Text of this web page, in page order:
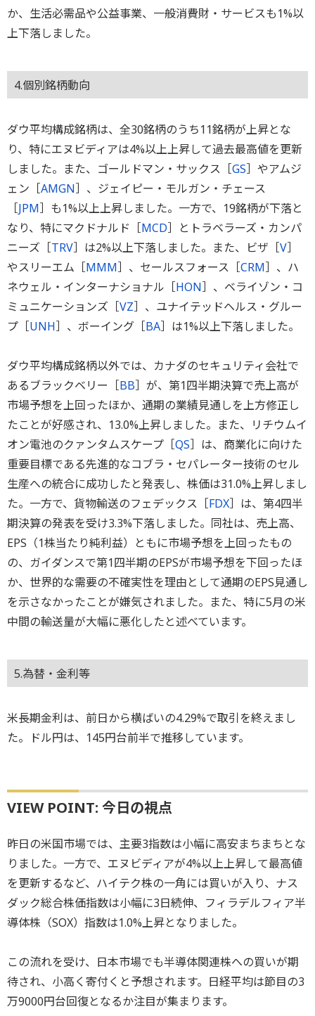
か、生活必需品や公益事業、一般消費財・サービスも1%以
上下落しました。
4.個別銘柄動向
ダウ平均構成銘柄は、全30銘柄のうち11銘柄が上昇とな
り、特にエヌビディアは4%以上上昇して過去最高値を更新
しました。また、ゴールドマン・サックス［GS］やアムジ
ェン［AMGN］、ジェイピー・モルガン・チェース
［JPM］も1%以上上昇しました。一方で、19銘柄が下落と
なり、特にマクドナルド［MCD］とトラベラーズ・カンパ
ニーズ［TRV］は2%以上下落しました。また、ビザ［V］
やスリーエム［MMM］、セールスフォース［CRM］、ハ
ネウェル・インターナショナル［HON］、ベライゾン・コ
ミュニケーションズ［VZ］、ユナイテッドヘルス・グルー
プ［UNH］、ボーイング［BA］は1%以上下落しました。
ダウ平均構成銘柄以外では、カナダのセキュリティ会社で
あるブラックベリー［BB］が、第1四半期決算で売上高が
市場予想を上回ったほか、通期の業績見通しを上方修正し
たことが好感され、13.0%上昇しました。また、リチウムイ
オン電池のクァンタムスケープ［QS］は、商業化に向けた
重要目標である先進的なコブラ・セパレーター技術のセル
生産への統合に成功したと発表し、株価は31.0%上昇しまし
た。一方で、貨物輸送のフェデックス［FDX］は、第4四半
期決算の発表を受け3.3%下落しました。同社は、売上高、
EPS（1株当たり純利益）ともに市場予想を上回ったもの
の、ガイダンスで第1四半期のEPSが市場予想を下回ったほ
か、世界的な需要の不確実性を理由として通期のEPS見通し
を示さなかったことが嫌気されました。また、特に5月の米
中間の輸送量が大幅に悪化したと述べています。
5.為替・金利等
米長期金利は、前日から横ばいの4.29%で取引を終えまし
た。ドル円は、145円台前半で推移しています。
VIEW POINT: 今日の視点
昨日の米国市場では、主要3指数は小幅に高安まちまちとな
りました。一方で、エヌビディアが4%以上上昇して最高値
を更新するなど、ハイテク株の一角には買いが入り、ナス
ダック総合株価指数は小幅に3日続伸、フィラデルフィア半
導体株（SOX）指数は1.0%上昇となりました。
この流れを受け、日本市場でも半導体関連株への買いが期
待され、小高く寄付くと予想されます。日経平均は節目の3
万9000円台回復となるか注目が集まります。